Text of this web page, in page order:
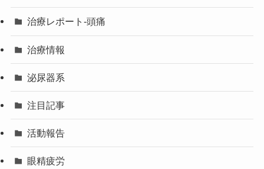
治療レポート-頭痛
治療情報
泌尿器系
注目記事
活動報告
眼精疲労